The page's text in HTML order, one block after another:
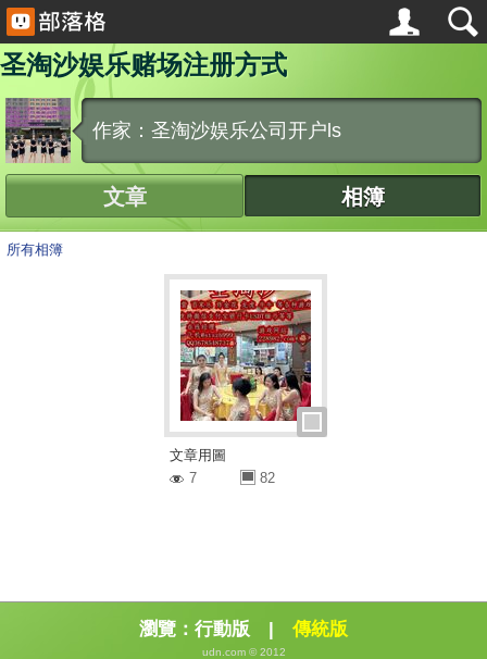
圣淘沙娱乐赌场注册方式
作家：圣淘沙娱乐公司开户ls
文章 相簿
所有相簿
文章用圖
7
82
瀏覽： 行動版 | 傳統版
udn.com © 2012